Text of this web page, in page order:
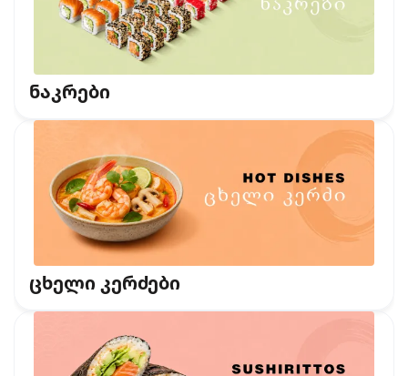
ნაკრები
ცხელი კერძები